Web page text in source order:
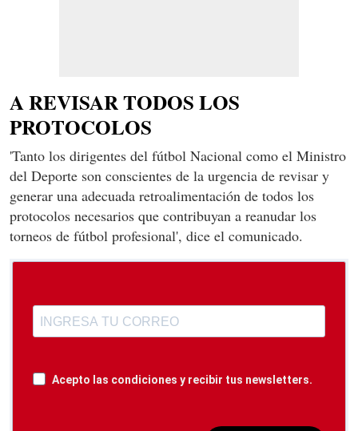
A REVISAR TODOS LOS
PROTOCOLOS
'Tanto los dirigentes del fútbol Nacional como el Ministro
del Deporte son conscientes de la urgencia de revisar y
generar una adecuada retroalimentación de todos los
protocolos necesarios que contribuyan a reanudar los
torneos de fútbol profesional', dice el comunicado.
Acepto las condiciones y recibir tus newsletters.